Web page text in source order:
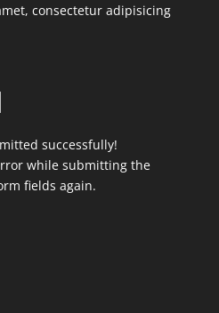
consectetur adipisicing
successfully!
while submitting the
fields again.